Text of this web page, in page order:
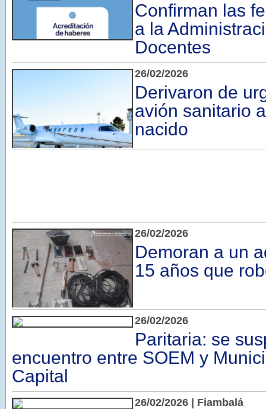
Confirman las
a la
Docentes
26/02/2026
Derivaron de
avión sanitario
nacido
26/02/2026
Demoran a un
15 años que
26/02/2026
Paritaria: se
encuentro entre SOEM y
Capital
26/02/2026 | ​Fiambalá